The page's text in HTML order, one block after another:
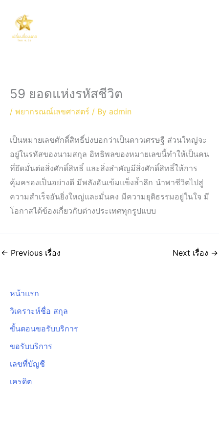
content
59 ยอดแห่งรหัสชีวิต
/ พยากรณณ์เลขศาสตร์ / By admin
เป็นหมายเลขศักดิ์สิทธิ์บ่งบอกว่าเป็นดาวเศรษฐี ส่วนใหญ่จะ
อยู่ในรหัสของนามสกุล อิทธิพลของหมายเลขนี้ทำให้เป็นคน
ที่ยึดมั่นต่อสิ่งศักดิ์สิทธิ์ และสิ่งสำคัญมีสิ่งศักดิ์สิทธิ์ให้การ
คุ้มครองเป็นอย่างดี มีพลังอันเข้มแข็งล้ำลึก นำพาชีวิตไปสู่
ความสำเร็จอันยิ่งใหญ่และมั่นคง มีความยุติธรรมอยู่ในใจ มี
โอกาสได้ข้องเกี่ยวกับต่างประเทศทุกรูปแบบ
← Previous เรื่อง Next เรื่อง →
หน้าแรก
วิเคราะห์ชื่อ สกุล
ขั้นตอนขอรับบริการ
ขอรับบริการ
เลขที่บัญชี
เครดิต